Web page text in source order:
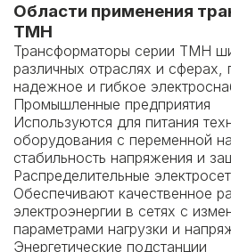
Области применения
ТМН
Трансформаторы серии ТМН
различных отраслях и сферах,
надежное и гибкое
Промышленные предприятия
Используются для питания
оборудования с переменной
стабильность напряжения и
Распределительные
Обеспечивают качественное
электроэнергии в сетях с
параметрами нагрузки и
Энергетические подстанции